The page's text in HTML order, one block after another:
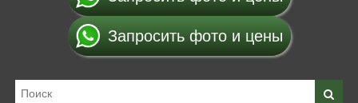
Запросить фото и цены